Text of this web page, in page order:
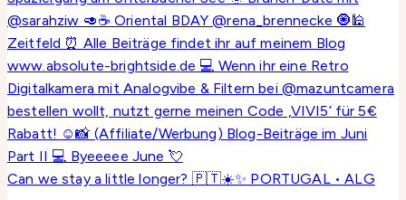
Can we stay a little longer? 🇵🇹☀️✨ PORTUGAL • ALG